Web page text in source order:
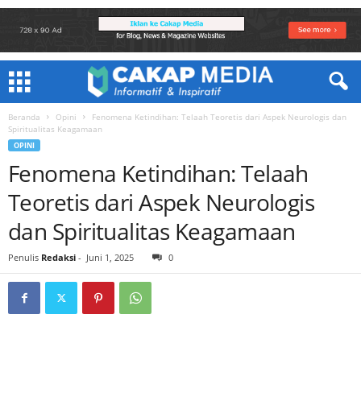
Beranda Opini
Fenomena Ketindihan: Telaah Teoretis dari Aspek Neurologis dan
Spiritualitas Keagamaan
OPINI
Fenomena Ketindihan: Telaah
Teoretis dari Aspek Neurologis
dan Spiritualitas Keagamaan
Penulis Redaksi - Juni 1, 2025 0